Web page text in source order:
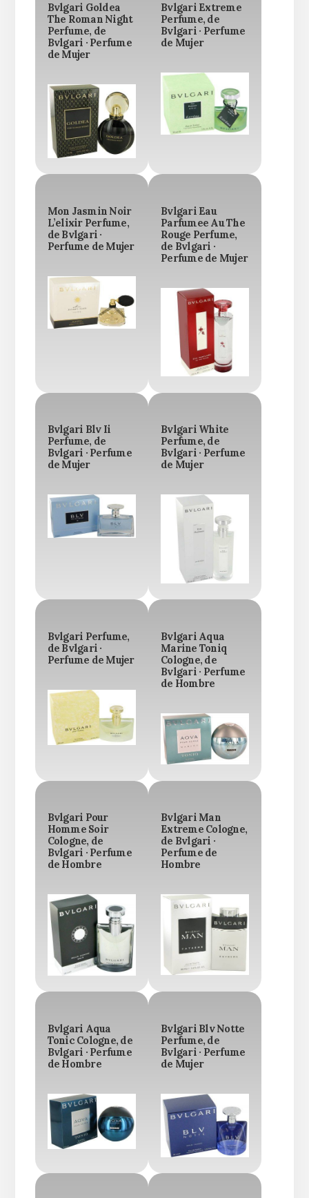
Bvlgari Goldea
The Roman Night
Perfume, de
Bvlgari · Perfume
de Mujer
Bvlgari Extreme
Perfume, de
Bvlgari · Perfume
de Mujer
Mon Jasmin Noir
L’elixir Perfume,
de Bvlgari ·
Perfume de Mujer
Bvlgari Eau
Parfumee Au The
Rouge Perfume,
de Bvlgari ·
Perfume de Mujer
Bvlgari Blv Ii
Perfume, de
Bvlgari · Perfume
de Mujer
Bvlgari White
Perfume, de
Bvlgari · Perfume
de Mujer
Bvlgari Perfume,
de Bvlgari ·
Perfume de Mujer
Bvlgari Aqua
Marine Toniq
Cologne, de
Bvlgari · Perfume
de Hombre
Bvlgari Pour
Homme Soir
Cologne, de
Bvlgari · Perfume
de Hombre
Bvlgari Man
Extreme Cologne,
de Bvlgari ·
Perfume de
Hombre
Bvlgari Aqua
Tonic Cologne, de
Bvlgari · Perfume
de Hombre
Bvlgari Blv Notte
Perfume, de
Bvlgari · Perfume
de Mujer